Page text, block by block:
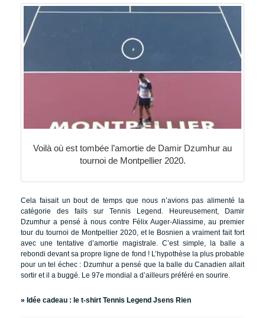
Voilà où est tombée l’amortie de Damir Dzumhur au
tournoi de Montpellier 2020.
Cela faisait un bout de temps que nous n’avions pas alimenté la
catégorie des fails sur Tennis Legend. Heureusement, Damir
Dzumhur a pensé à nous contre Félix Auger-Aliassime, au premier
tour du tournoi de Montpellier 2020, et le Bosnien a vraiment fait fort
avec une tentative d’amortie magistrale. C’est simple, la balle a
rebondi devant sa propre ligne de fond ! L’hypothèse la plus probable
pour un tel échec : Dzumhur a pensé que la balle du Canadien allait
sortir et il a buggé. Le 97e mondial a d’ailleurs préféré en sourire.
» Idée cadeau : le t-shirt Tennis Legend Jsens Rien